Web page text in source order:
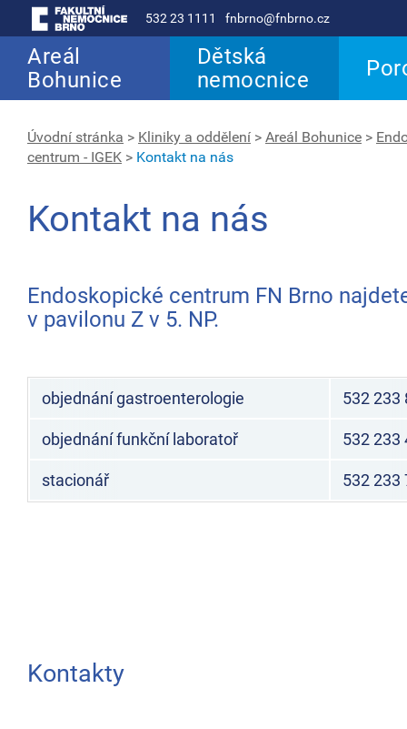
532 23 1111 fnbrno@fnbrno.cz
Areál
Bohunice
Dětská
nemocnice
Úvodní stránka > Kliniky a oddělení > Areál Bohunice >
centrum - IGEK > Kontakt na nás
Kontakt na nás
Endoskopické centrum FN Brno
v pavilonu Z v 5. NP.
objednání gastroenterologie 532 233
objednání funkční laboratoř 532 233
stacionář 532 233
Kontakty